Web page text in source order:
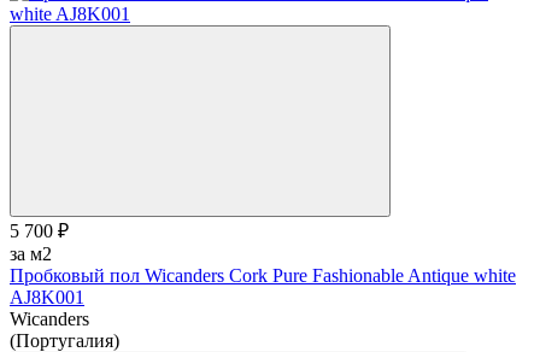
5 700 ₽
за м2
Пробковый пол Wicanders Cork Pure Fashionable Antique white
AJ8K001
Wicanders
(Португалия)